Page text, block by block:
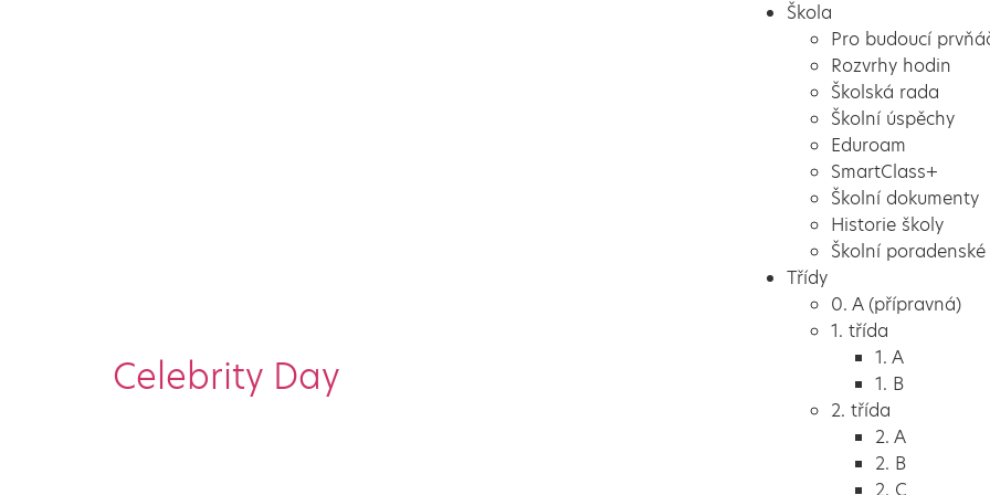
Škola
Pro budoucí
Rozvrhy hodin
Školská rada
Školní úspěchy
Eduroam
SmartClass+
Školní dokumenty
Historie školy
Školní
Třídy
0. A (přípravná)
1. třída
1. A
1. B
2. třída
2. A
2. B
Celebrity Day